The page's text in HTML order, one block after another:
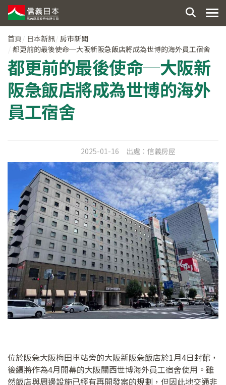
首頁 日本新訊 房市新聞
都更前的最後使命─大阪新阪急飯店將成為世博的海外員工宿舍
都更前的最後使命─大阪新
阪急飯店將成為世博的海外
員工宿舍
2025-01-16 出處： 信義房屋
位於阪急大阪梅田車站旁的大阪新阪急飯店於1月4日封館，
後續將作為4月開幕的大阪關西世博海外員工宿舍使用。雖
然飯店與周邊設施已經有再開發案的規劃，但因此地交通非